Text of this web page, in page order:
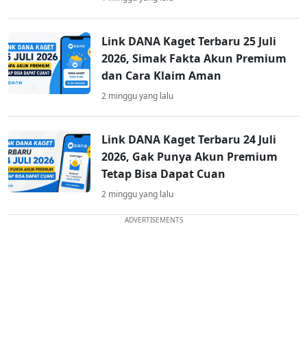
Link DANA Kaget Terbaru 25 Juli
2026, Simak Fakta Akun Premium
dan Cara Klaim Aman
2 minggu yang lalu
Link DANA Kaget Terbaru 24 Juli
2026, Gak Punya Akun Premium
Tetap Bisa Dapat Cuan
2 minggu yang lalu
ADVERTISEMENTS